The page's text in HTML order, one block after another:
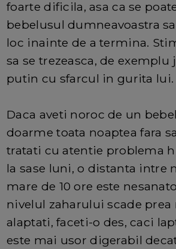
foarte dificila, asa ca se
bebelusul dumneavoastra
loc inainte de a termina.
sa se trezeasca, de exemplu
putin cu sfarcul in gurita lui.
Daca aveti noroc de un
doarme toata noaptea fara
tratati cu atentie problema
la sase luni, o distanta intre
mare de 10 ore este
nivelul zaharului scade prea
alaptati, faceti-o des, caci
este mai usor digerabil